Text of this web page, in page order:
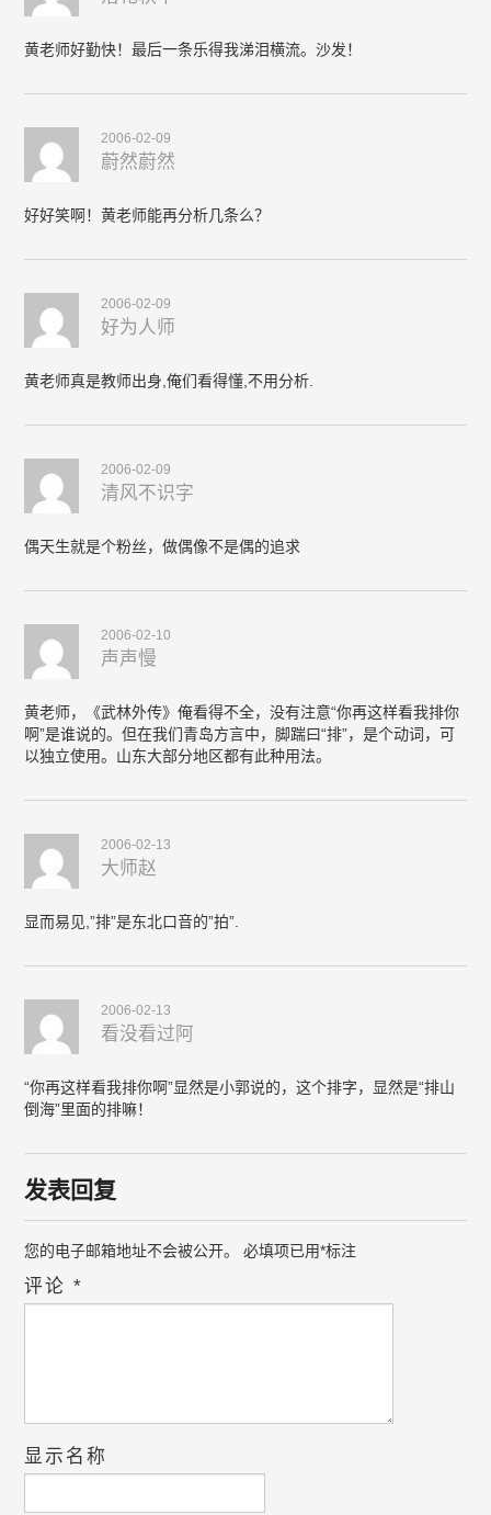
黄老师好勤快！最后一条乐得我涕泪横流。沙发！
2006-02-09
蔚然蔚然
好好笑啊！黄老师能再分析几条么？
2006-02-09
好为人师
黄老师真是教师出身,俺们看得懂,不用分析.
2006-02-09
清风不识字
偶天生就是个粉丝，做偶像不是偶的追求
2006-02-10
声声慢
黄老师，《武林外传》俺看得不全，没有注意“你再这样看我排你
啊”是谁说的。但在我们青岛方言中，脚踹曰“排”，是个动词，可
以独立使用。山东大部分地区都有此种用法。
2006-02-13
大师赵
显而易见,”排”是东北口音的”拍”.
2006-02-13
看没看过阿
“你再这样看我排你啊”显然是小郭说的，这个排字，显然是“排山
倒海”里面的排嘛！
发表回复
您的电子邮箱地址不会被公开。 必填项已用*标注
评论*
显示名称